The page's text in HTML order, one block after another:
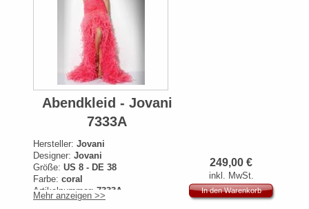
249,00 €
inkl. MwSt.
In den Warenkorb
Abendkleid - Jovani
7333A
Hersteller: Jovani
Designer: Jovani
Größe: US 8 - DE 38
Farbe: coral
Artikelnummer:7333A
Originalpreis:599€
Mehr anzeigen >>